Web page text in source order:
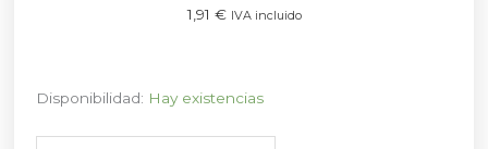
1,91 € IVA incluido
Disponibilidad: Hay existencias
INCIENSO